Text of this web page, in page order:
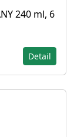
240 ml, 6
Detail